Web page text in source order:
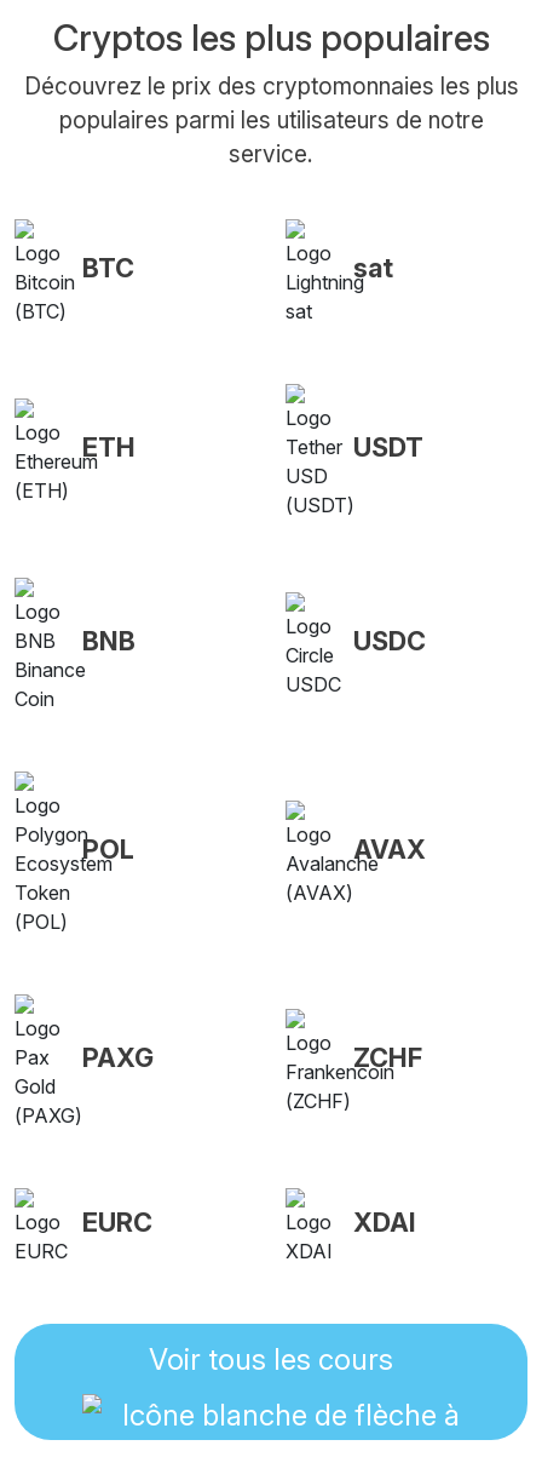
Cryptos les plus populaires
Découvrez le prix des cryptomonnaies les plus
populaires parmi les utilisateurs de notre
service.
BTC sat
ETH USDT
BNB USDC
POL AVAX
PAXG ZCHF
EURC XDAI
Voir tous les cours